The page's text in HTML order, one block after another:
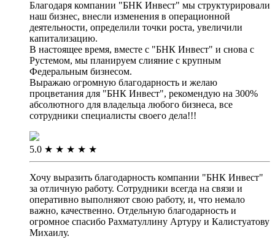
Благодаря компании "БНК Инвест" мы структурировали
наш бизнес, внесли изменения в операционной
деятельности, определили точки роста, увеличили
капитализацию.
В настоящее время, вместе с "БНК Инвест" и снова с
Рустемом, мы планируем слияние с крупным
Федеральным бизнесом.
Выражаю огромную благодарность и желаю
процветания для "БНК Инвест", рекомендую на 300%
абсолютного для владельца любого бизнеса, все
сотрудники специалисты своего дела!!!
5.0 ★ ★ ★ ★ ★
Хочу выразить благодарность компании "БНК Инвест"
за отличную работу. Сотрудники всегда на связи и
оперативно выполняют свою работу, и, что немало
важно, качественно. Отдельную благодарность и
огромное спасибо Рахматуллину Артуру и Калистуатову
Михаилу.